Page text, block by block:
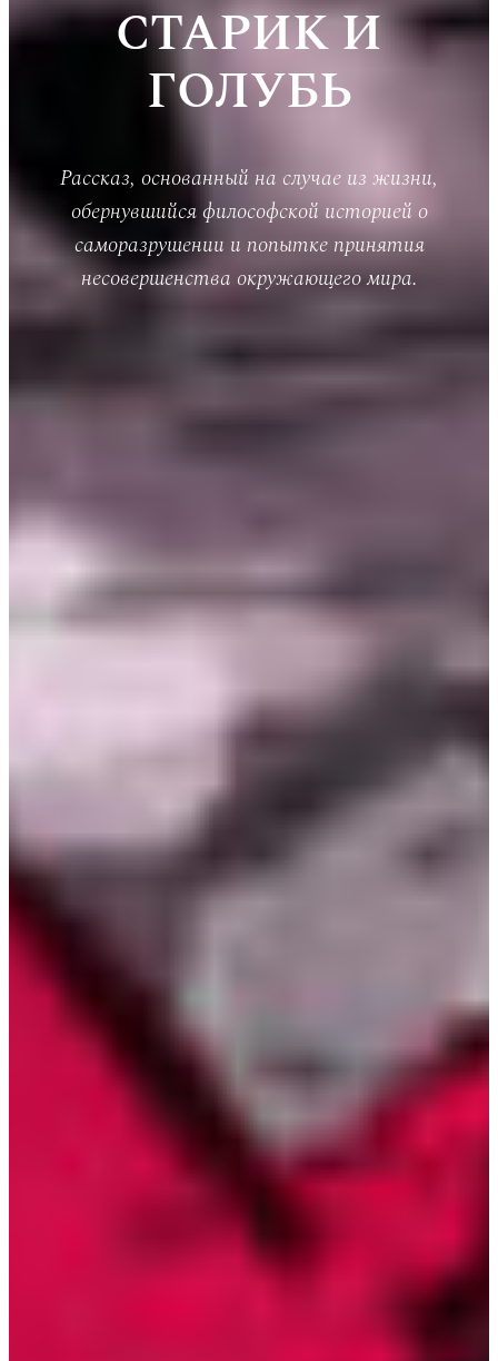
СТАРИК И
ГОЛУБЬ
Рассказ, основанный на случае из жизни,
обернувшийся философской историей о
саморазрушении и попытке принятия
несовершенства окружающего мира.